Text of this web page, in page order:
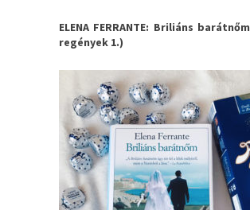
ELENA FERRANTE: Briliáns
regények 1.)